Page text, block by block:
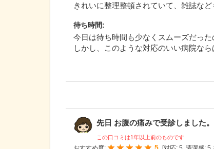
きれいに整理整頓されていて、雑誌な
待ち時間:
今日は待ち時間も少なくスムーズだった
しかし、このような対応のいい病院な
先日 お腹の痛みで受診しました
この口コミは1年以上前のものです